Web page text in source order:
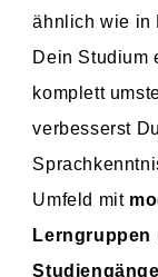
ähnlich wie in
Dein Studium
komplett
verbesserst
Umfeld mit
Lerngruppen